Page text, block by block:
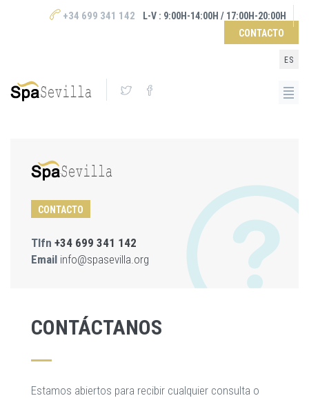
+34 699 341 142
L-V : 9:00H-14:00H / 17:00H-20:00H
CONTACTO
ES
CONTACTO
Tlfn +34 699 341 142
Email info@spasevilla.org
CONTÁCTANOS
Estamos abiertos para recibir cualquier consulta o